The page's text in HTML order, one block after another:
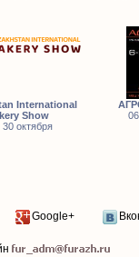
International
Show
30 октября
Google+